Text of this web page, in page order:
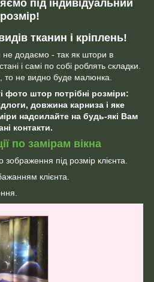
під індивідуальний
розмір!
тканин і кріплень!
додаємо - так як штори в
і самі по собі роблять складки.
то не видно буде малюнка.
фото штор потрібні розміри:
довжина карниза і яке
надсилайте на будь-які Вам
контакти.
по замірам вікна
під розмір клієнта.
клієнта.